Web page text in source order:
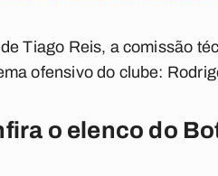
Tiago Reis, a comissão
ofensivo do clube:
o elenco do